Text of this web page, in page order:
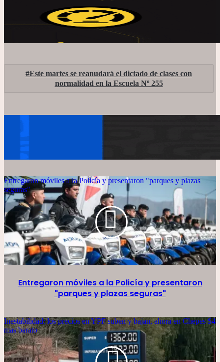
Este martes se reanudará el dictado de clases con
normalidad en la Escuela Nº 255
Entregaron móviles a la Policía y presentaron "parques y plazas
seguras"
Entregaron móviles a la Policía y presentaron
"parques y plazas seguras"
Inestabilidad: los precios en YPF suben y bajan, ahora en Chepes $4
mas barato